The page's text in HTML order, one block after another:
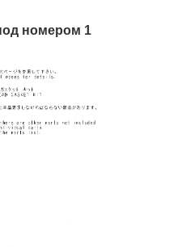
номером 1